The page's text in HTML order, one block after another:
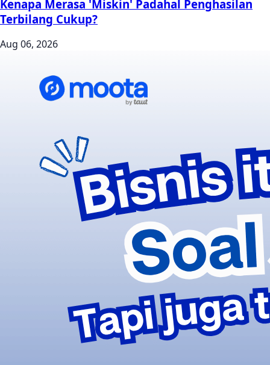
Kenapa Merasa 'Miskin' Padahal Penghasilan
Terbilang Cukup?
Aug 06, 2026